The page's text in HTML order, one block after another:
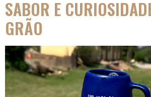
SABOR E
GRÃO